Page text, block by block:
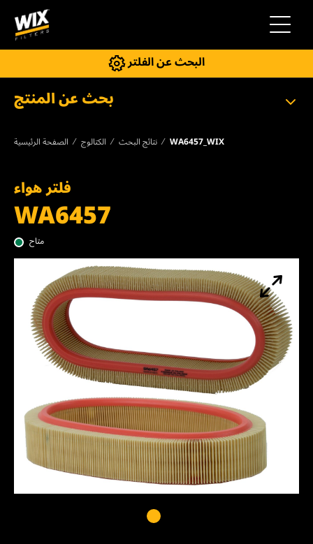
التنقل
البحث عن الفلتر
بحث عن المنتج
الصفحة الرئيسية الكتالوج نتائج البحث WA6457_WIX
فلتر هواء
WA6457
متاح